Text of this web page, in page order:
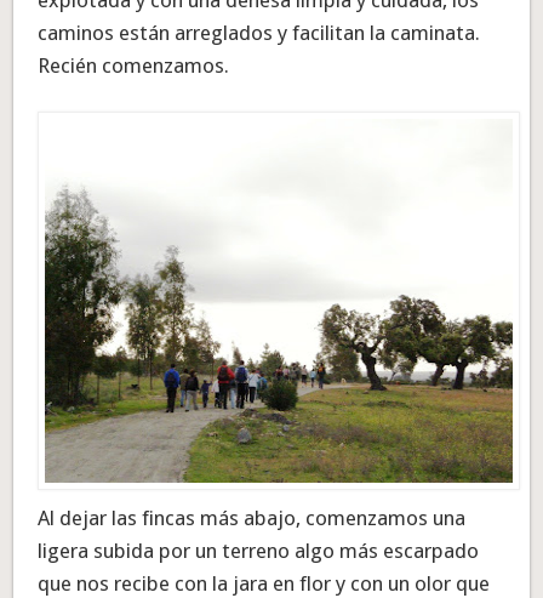
caminos están arreglados y facilitan la caminata.
Recién comenzamos.
Al dejar las fincas más abajo, comenzamos una
ligera subida por un terreno algo más escarpado
que nos recibe con la jara en flor y con un olor que